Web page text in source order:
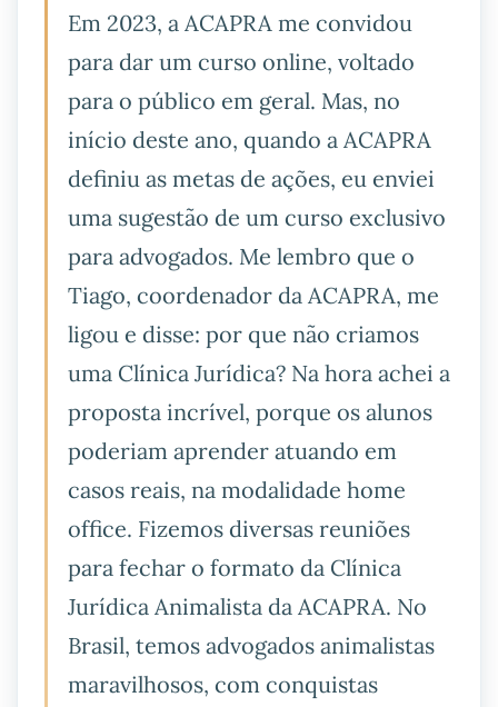
Em 2023, a ACAPRA me convidou
para dar um curso online, voltado
para o público em geral. Mas, no
início deste ano, quando a ACAPRA
definiu as metas de ações, eu enviei
uma sugestão de um curso exclusivo
para advogados. Me lembro que o
Tiago, coordenador da ACAPRA, me
ligou e disse: por que não criamos
uma Clínica Jurídica? Na hora achei a
proposta incrível, porque os alunos
poderiam aprender atuando em
casos reais, na modalidade home
office. Fizemos diversas reuniões
para fechar o formato da Clínica
Jurídica Animalista da ACAPRA. No
Brasil, temos advogados animalistas
maravilhosos, com conquistas